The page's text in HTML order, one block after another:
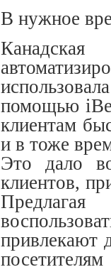
В нужное
помощью
клиентам
и в тоже
Это дало
клиентов,
привлекают